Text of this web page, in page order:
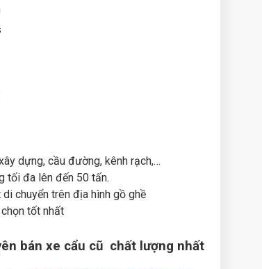
dựng, cầu đường, kênh rạch,…
tối đa lên đến 50 tấn.
chuyển trên địa hình gồ ghề
tốt nhất
bán xe cẩu cũ chất lượng nhất